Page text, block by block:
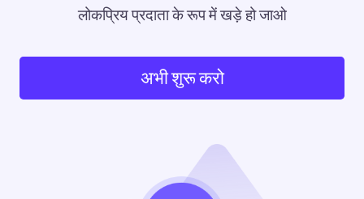
लोकप्रिय प्रदाता के रूप में खड़े हो जाओ
अभी शुरू करो